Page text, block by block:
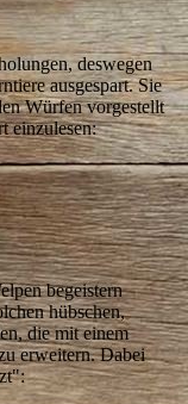
deswegen
ausgespart. Sie
Würfen vorgestellt
einzulesen:
begeistern
hübschen,
die mit einem
erweitern. Dabei